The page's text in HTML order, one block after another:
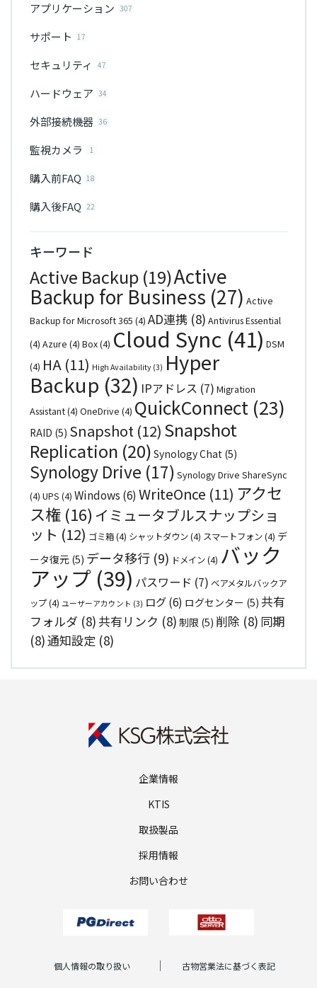
アプリケーション 307
サポート 17
セキュリティ 47
ハードウェア 34
外部接続機器 36
監視カメラ 1
購入前FAQ 18
購入後FAQ 22
キーワード
Active Backup (19)Active
Backup for Business (27) Active
Backup for Microsoft 365 (4) AD連携 (8) Antivirus Essential
(4) Azure (4) Box(4) Cloud Sync (41) DSM
(4) HA (11) High Availability (3) Hyper
Backup (32) IPアドレス (7) Migration
Assistant(4) OneDrive (4) QuickConnect (23)
RAID (5) Snapshot (12) Snapshot
Replication (20) Synology Chat (5)
Synology Drive (17) Synology Drive ShareSync
(4) UPS (4) Windows (6) WriteOnce (11) アクセ
ス権 (16) イミュータブルスナップショ
ット (12) ゴミ箱(4) シャットダウン(4) スマートフォン(4) デ
ータ復元 (5) データ移行 (9) ドメイン(4) バック
アップ (39) パスワード (7) ベアメタルバックア
ップ(4) ユーザーアカウント (3) ログ(6) ログセンター (5) 共有
フォルダ (8) 共有リンク (8) 制限 (5) 削除 (8) 同期
(8)通知設定 (8)
企業情報
KTIS
取扱製品
採用情報
お問い合わせ
個人情報の取り扱い 古物営業法に基づく表記